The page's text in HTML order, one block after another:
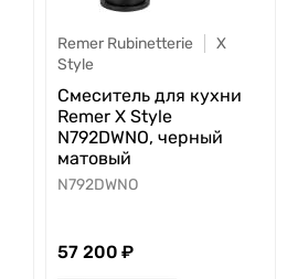
Remer Rubinetterie
X
Style
Cмеситель для кухни
Remer X Style
N792DWNO, черный
матовый
N792DWNO
57 200